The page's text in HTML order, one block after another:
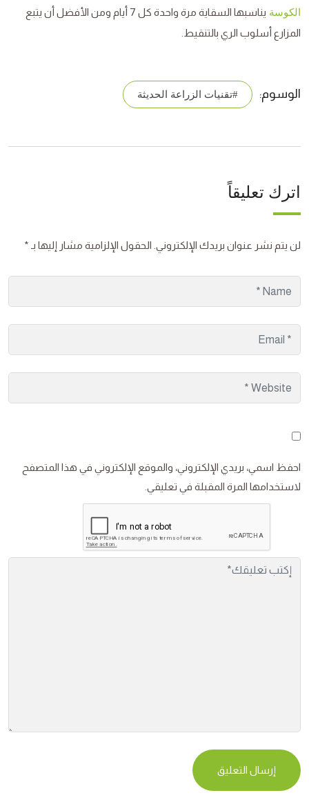
الكوسة
يناسبها السقاية مرة واحدة كل 7 أيام ومن الأفضل أن يتبع
المزارع أسلوب الري بالتنقيط.
الوسوم: #تقنيات الزراعة الحديثة
اترك تعليقاً
لن يتم نشر عنوان بريدك الإلكتروني. الحقول الإلزامية مشار إليها بـ *
احفظ اسمي، بريدي الإلكتروني، والموقع الإلكتروني في هذا المتصفح
لاستخدامها المرة المقبلة في تعليقي.